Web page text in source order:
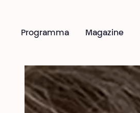
Magazine
Programma